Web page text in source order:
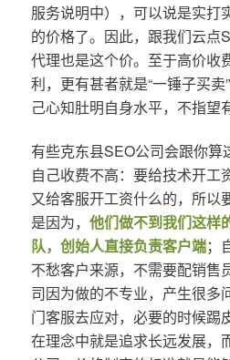
服务说明中），可以说是实打
的价格了。因此，跟我们云点
代理也是这个价。至于高价收
利，更有甚者就是“一锤子买
己心知肚明自身水平，不指望
有些克东县SEO公司会跟你算
自己收费不高：要给技术开工
又给客服开工资什么的，所以
是因为， 他们做不到我们这样
队，创始人直接负责客户端；
不愁客户来源，不需要配销售
司因为做的不专业，产生很多
门客服去应对，必要的时候踢
在理念中就是追求长远发展，